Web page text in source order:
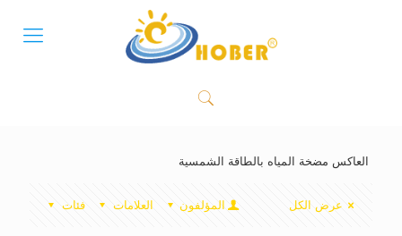
العاكس مضخة المياه بالطاقة الشمسية
فئات العلامات المؤلفون عرض الكل